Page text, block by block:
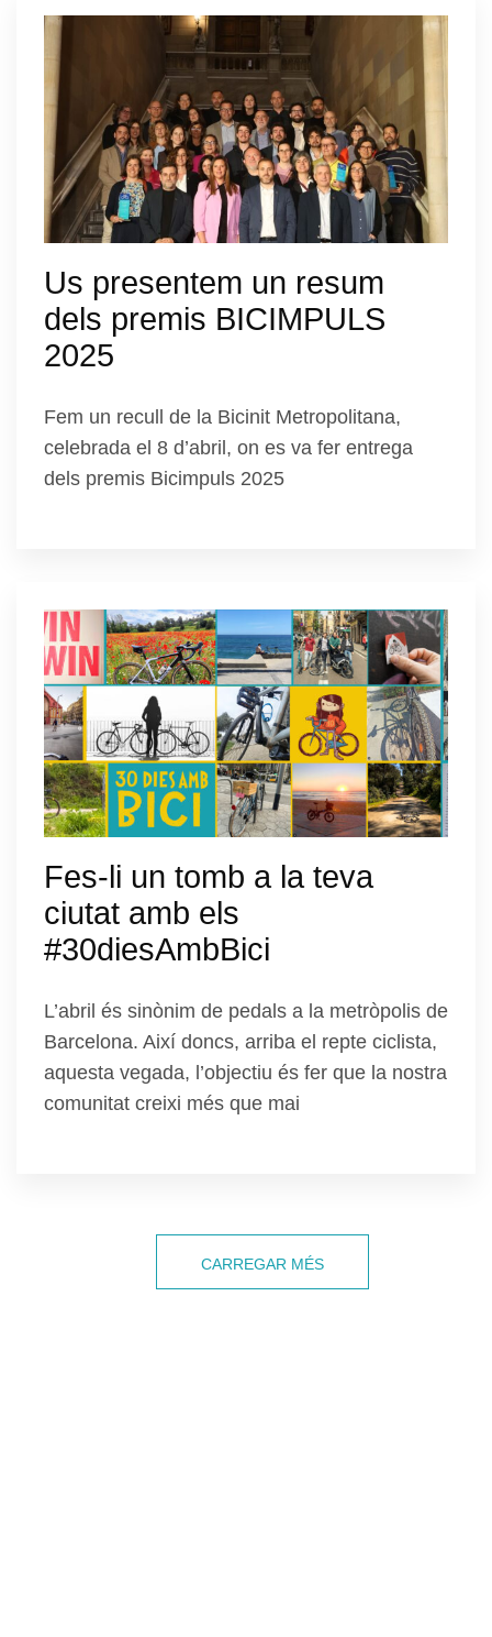
Us presentem un resum
dels premis BICIMPULS
2025
Fem un recull de la Bicinit Metropolitana,
celebrada el 8 d’abril, on es va fer entrega
dels premis Bicimpuls 2025
Fes-li un tomb a la teva
ciutat amb els
#30diesAmbBici
L’abril és sinònim de pedals a la metròpolis de
Barcelona. Així doncs, arriba el repte ciclista,
aquesta vegada, l’objectiu és fer que la nostra
comunitat creixi més que mai
NavegacióCARREGAR MÉS